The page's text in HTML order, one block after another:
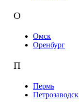
О
Омск
Оренбург
П
Пермь
Петрозаводск